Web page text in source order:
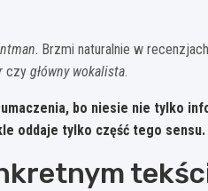
. Brzmi naturalnie w
czy główny wokalista.
bo niesie nie tylko
oddaje tylko część tego sensu.